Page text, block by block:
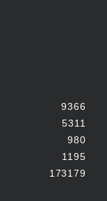
9366
5311
980
1195
173179